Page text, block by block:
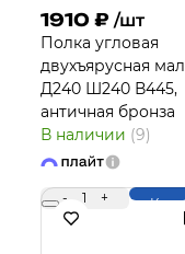
1910 ₽ /шт
Полка угловая
двухъярусная
Д240 Ш240 В445,
античная бронза
В наличии (9)
- 1 +